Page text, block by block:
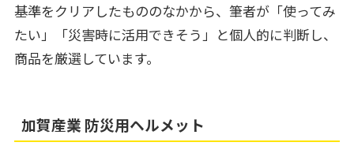
基準をクリアしたもののなかから、筆者が「使ってみ
たい」「災害時に活用できそう」と個人的に判断し、
商品を厳選しています。
加賀産業 防災用ヘルメット